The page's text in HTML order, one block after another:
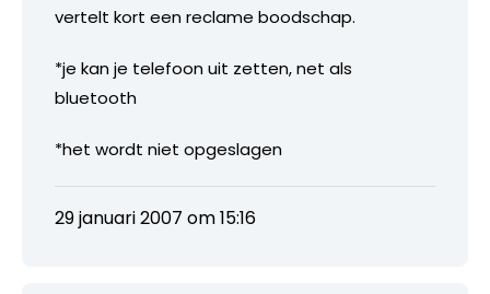
vertelt kort een reclame boodschap.
*je kan je telefoon uit zetten, net als
bluetooth
*het wordt niet opgeslagen
29 januari 2007 om 15:16